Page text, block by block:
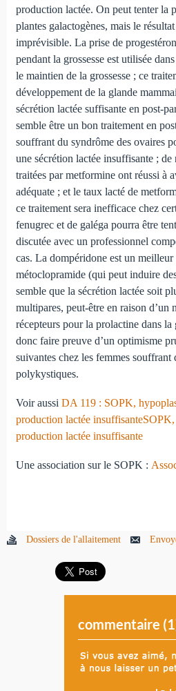
production lactée. On peut tenter la
plantes galactogènes, mais le
imprévisible. La prise de
pendant la grossesse est utilisée
le maintien de la grossesse ; ce
développement de la glande
sécrétion lactée suffisante en post-
semble être un bon traitement en
souffrant du syndrôme des ovaires
une sécrétion lactée insuffisante ; de
traitées par metformine ont réussi à
adéquate ; et le taux lacté de
ce traitement sera inefficace chez
fenugrec et de galéga pourra être
discutée avec un professionnel
cas. La dompéridone est un
métoclopramide (qui peut induire
semble que la sécrétion lactée soit
multipares, peut-être en raison d’un
récepteurs pour la prolactine dans
donc faire preuve d’un optimisme
suivantes chez les femmes souffrant
polykystiques.
Voir aussi DA 119 : SOPK,
production lactée
production lactée insuffisante
Une association sur le SOPK :
Dossiers de l'allaitement
commentaire (1